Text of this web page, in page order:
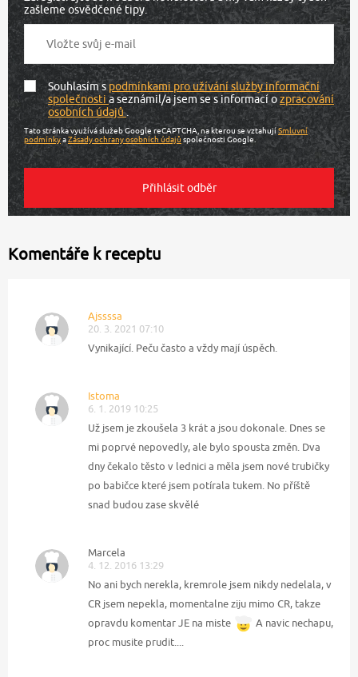
zašleme osvědčené tipy.
Souhlasím spodmínkami pro užívání služby informační
společnostia seznámil/a jsem se s informací ozpracování
osobních údajů.
Tato stránka využívá služeb Google reCAPTCHA, na kterou se vztahujíSmluvní
podmínkyaZásady ochrany osobních údajů společnosti Google.
Komentáře k receptu
Ajssssa
20. 3. 2021 07:10
Vynikající. Peču často a vždy mají úspěch.
Istoma
6. 1. 2019 10:25
Už jsem je zkoušela 3 krát a jsou dokonale. Dnes se
mi poprvé nepovedly, ale bylo spousta změn. Dva
dny čekalo těsto v lednici a měla jsem nové trubičky
po babičce které jsem potírala tukem. No příště
snad budou zase skvělé
Marcela
4. 12. 2016 13:29
No ani bych nerekla, kremrole jsem nikdy nedelala, v
CR jsem nepekla, momentalne ziju mimo CR, takze
opravdu komentar JE na miste
A navic nechapu,
proc musite prudit....